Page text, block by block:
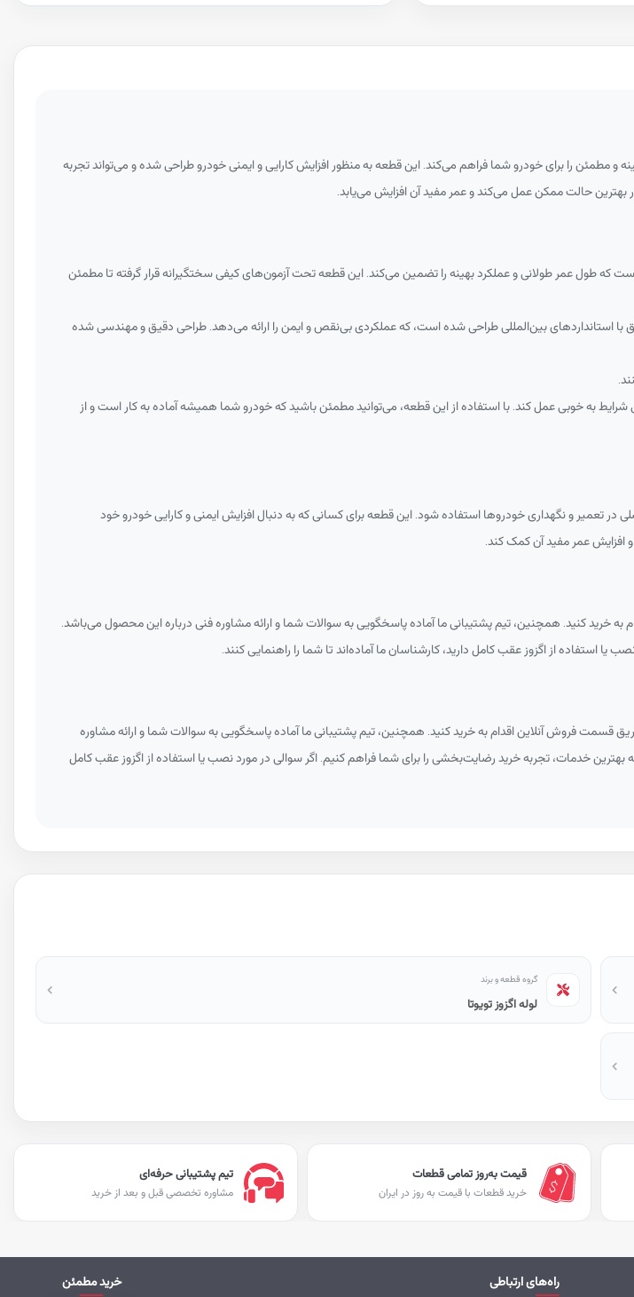
مطمئن را برای خودرو شما فراهم می‌کند. این قطعه به منظور افزایش کارایی و ایمنی خودرو طراحی شده و می‌تواند تجربه
بهترین حالت ممکن عمل می‌کند و عمر مفید آن افزایش می‌یابد.
که طول عمر طولانی و عملکرد بهینه را تضمین می‌کند. این قطعه تحت آزمون‌های کیفی سختگیرانه قرار گرفته تا مطمئن
با استانداردهای بین‌المللی طراحی شده است، که عملکردی بی‌نقص و ایمن را ارائه می‌دهد. طراحی دقیق و مهندسی شده
شرایط به خوبی عمل کند. با استفاده از این قطعه، می‌توانید مطمئن باشید که خودرو شما همیشه آماده به کار است و از
و نگهداری خودروها استفاده شود. این قطعه برای کسانی که به دنبال افزایش ایمنی و کارایی خودرو خود
افزایش عمر مفید آن کمک کند.
خرید کنید. همچنین، تیم پشتیبانی ما آماده پاسخگویی به سوالات شما و ارائه مشاوره فنی درباره این محصول می‌باشد.
استفاده از اگزوز عقب کامل دارید، کارشناسان ما آماده‌اند تا شما را راهنمایی کنند.
قسمت فروش آنلاین اقدام به خرید کنید. همچنین، تیم پشتیبانی ما آماده پاسخگویی به سوالات شما و ارائه مشاوره
بهترین خدمات، تجربه خرید رضایت‌بخشی را برای شما فراهم کنیم. اگر سوالی در مورد نصب یا استفاده از اگزوز عقب کامل
گروه قطعه و برند
لوله اگزوز تویوتا
تیم پشتیبانی حرفه‌ای
مشاوره تخصصی قبل و بعد از خرید
قیمت به‌روز تمامی قطعات
خرید قطعات با قیمت به روز در ایران
راه‌های ارتباطی خرید مطمئن